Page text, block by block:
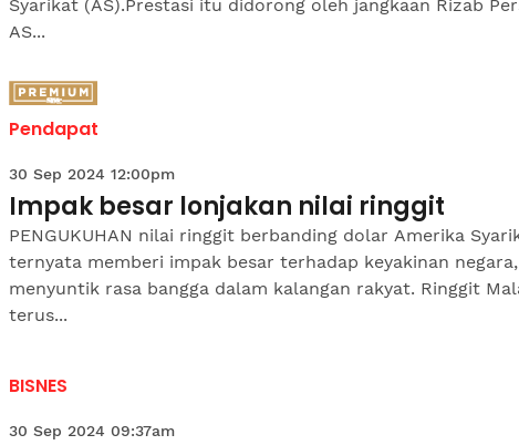
Syarikat (AS).Prestasi itu didorong oleh jangkaan Rizab
AS...
Pendapat
30 Sep 2024 12:00pm
Impak besar lonjakan nilai ringgit
PENGUKUHAN nilai ringgit berbanding dolar Amerika
ternyata memberi impak besar terhadap keyakinan
menyuntik rasa bangga dalam kalangan rakyat. Ringgit
terus...
BISNES
30 Sep 2024 09:37am